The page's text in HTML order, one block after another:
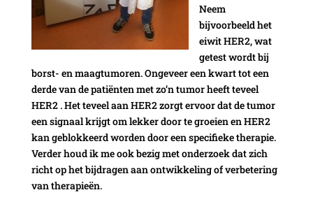
Neem
bijvoorbeeld het
eiwit HER2, wat
getest wordt bij
borst- en maagtumoren. Ongeveer een kwart tot een
derde van de patiënten met zo’n tumor heeft teveel
HER2 . Het teveel aan HER2 zorgt ervoor dat de tumor
een signaal krijgt om lekker door te groeien en HER2
kan geblokkeerd worden door een specifieke therapie.
Verder houd ik me ook bezig met onderzoek dat zich
richt op het bijdragen aan ontwikkeling of verbetering
van therapieën.